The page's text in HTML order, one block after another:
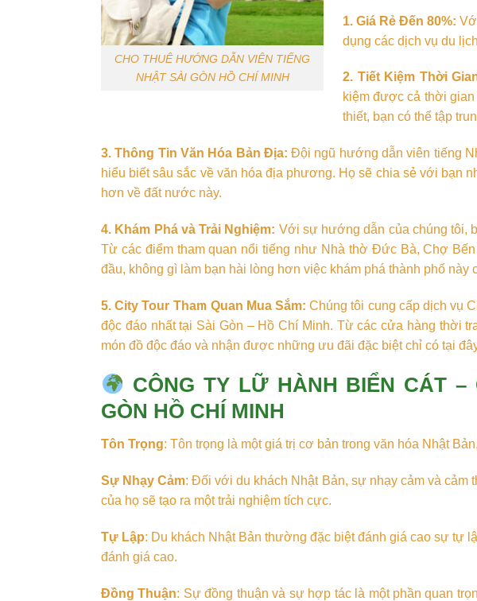
CHO THUÊ HƯỚNG DẪN VIÊN TIẾNG
NHẬT SÀI GÒN HỒ CHÍ MINH
1. Giá Rẻ Đến 80%:
dụng các dịch vụ du
2. Tiết Kiệm Thời
kiệm được cả thời
thiết, bạn có thể tập
3. Thông Tin Văn Hóa Bản Địa: Đội ngũ hướng dẫn viên tiếng
hiểu biết sâu sắc về văn hóa địa phương. Họ sẽ chia sẻ với bạn
hơn về đất nước này.
4. Khám Phá và Trải Nghiệm: Với sự hướng dẫn của chúng tôi,
Từ các điểm tham quan nổi tiếng như Nhà thờ Đức Bà, Chợ
đầu, không gì làm bạn hài lòng hơn việc khám phá thành phố này
5. City Tour Tham Quan Mua Sắm: Chúng tôi cung cấp dịch vụ
độc đáo nhất tại Sài Gòn – Hồ Chí Minh. Từ các cửa hàng thời
món đồ độc đáo và nhận được những ưu đãi đặc biệt chỉ có tại
CÔNG TY LỮ HÀNH BIỂN CÁT –
GÒN HỒ CHÍ MINH
Tôn Trọng: Tôn trọng là một giá trị cơ bản trong văn hóa Nhật
Sự Nhạy Cảm: Đối với du khách Nhật Bản, sự nhạy cảm và cảm
của họ sẽ tạo ra một trải nghiệm tích cực.
Tự Lập: Du khách Nhật Bản thường đặc biệt đánh giá cao sự tự
đánh giá cao.
Đồng Thuận: Sự đồng thuận và sự hợp tác là một phần quan